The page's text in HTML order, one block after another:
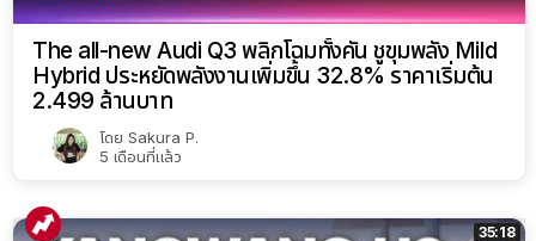
The all-new Audi Q3 พลิกโฉมทั้งคัน ชูขุมพลัง Mild
Hybrid ประหยัดพลังงานเพิ่มขึ้น 32.8% ราคาเริ่มต้น
2.499 ล้านบาท
โดย Sakura P.
5 เดือนที่แล้ว
35:18